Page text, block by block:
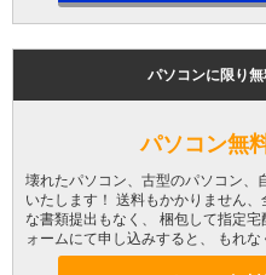
パソコンに限り
パソコン無
壊れたパソコン、古型のパソコン、
いたします！ 送料もかかりません
な書類提出もなく、 梱包して指定
ォームにて申し込みすると、 もれ